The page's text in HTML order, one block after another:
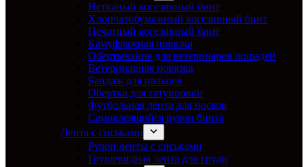
Нетканый когезивный бинт
Хлопчатобумажный когезивный бинт
Печатный когезивный бинт
Камуфляжная повязка
Обертывание для ветеринаров лошадей
Ветеринарная повязка
Бандаж для пальцев
Обертка для татуировки
Футбольная лента для носков
Самоклеящийся рулон бинта
Лента с сиськами
Рулон ленты с сиськами
Грушевидная лента для груди